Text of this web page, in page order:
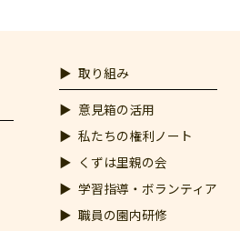
取り組み
意見箱の活用
私たちの権利ノート
くずは里親の会
学習指導・ボランティア
職員の園内研修